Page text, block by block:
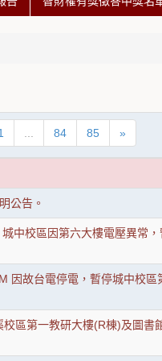
84 85 »
公告。
中校區因第六大樓電壓異常
因故台電停電，暫停城中校區
區第一教研大樓(R棟)及圖書